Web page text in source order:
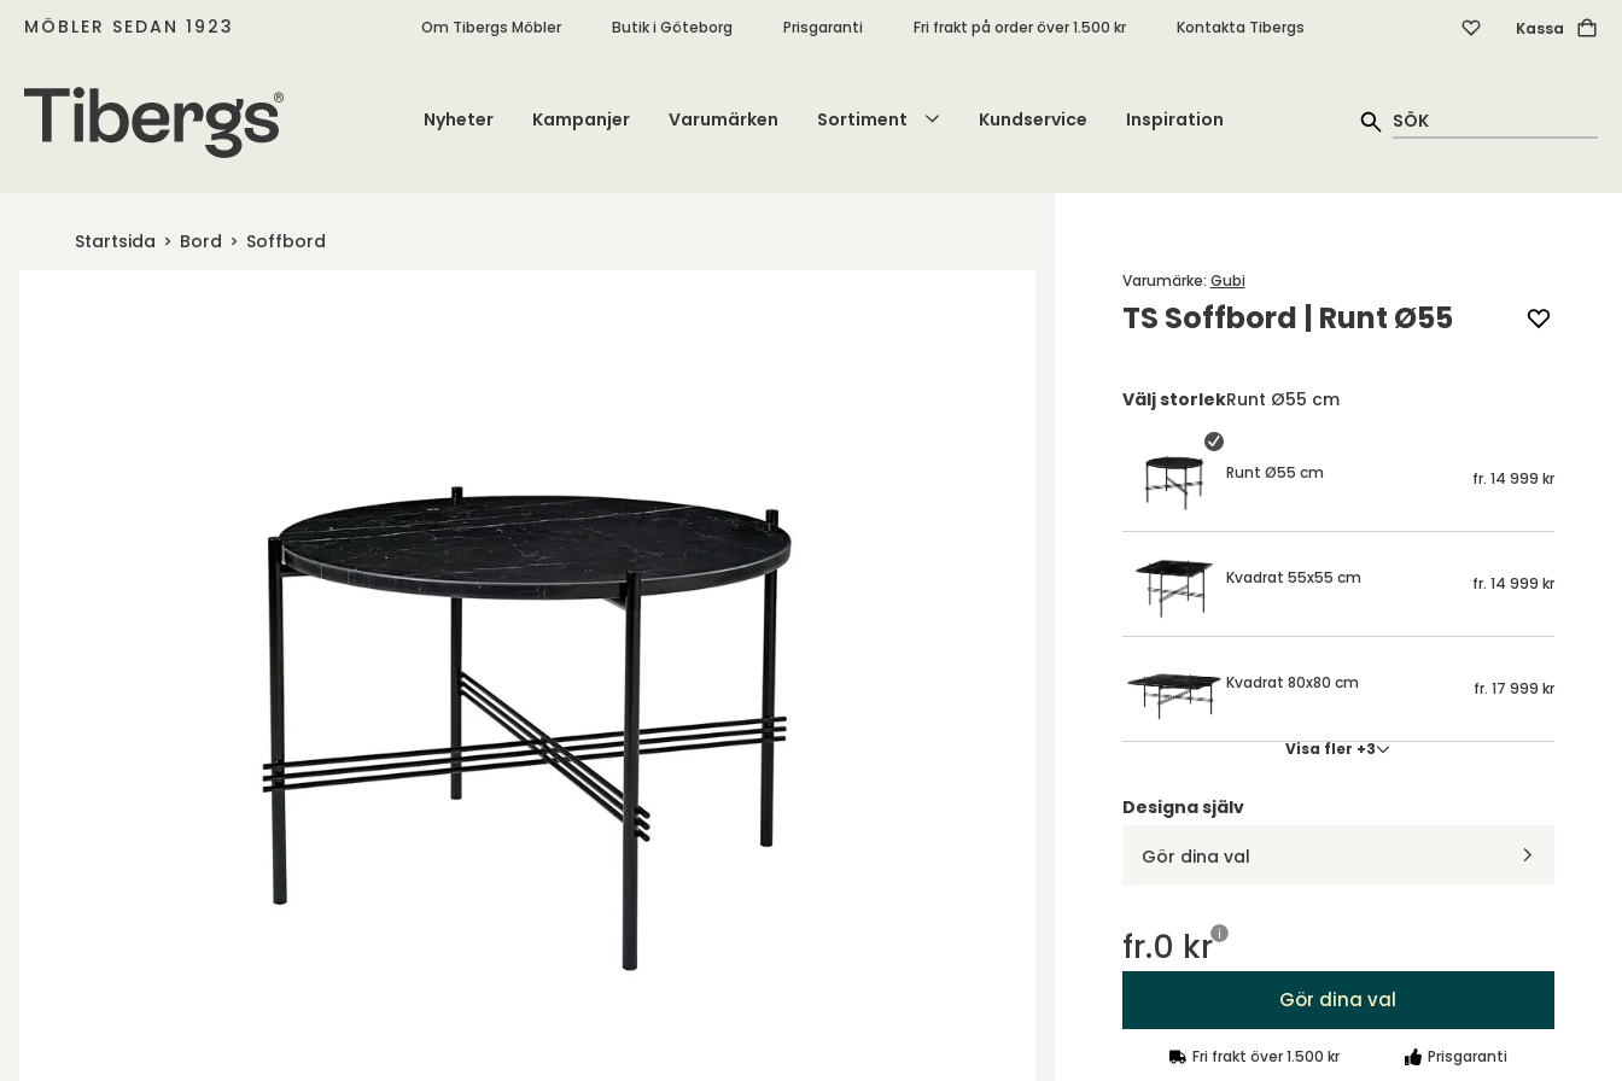
MÖBLER SEDAN 1923 Om Tibergs Möbler Butik i Göteborg Prisgaranti Fri frakt på order över 1.500 kr Kontakta Tibergs Kassa
Nyheter Kampanjer Varumärken Sortiment Kundservice Inspiration
Startsida Bord Soffbord
TS Soffbord | Runt Ø55
Varumärke: Gubi
Välj storlekRunt Ø55 cm
Runt Ø55 cm fr. 14 999 kr
Kvadrat 55x55 cm fr. 14 999 kr
Kvadrat 80x80 cm fr. 17 999 kr
Visa fler +3
Designa själv
Gör dina val
fr.0 kr
Gör dina val
Fri frakt över 1.500 kr Prisgaranti